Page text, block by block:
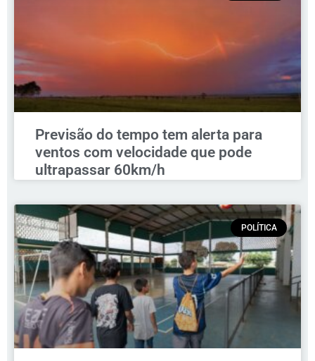
Previsão do tempo tem alerta para
ventos com velocidade que pode
ultrapassar 60km/h
POLÍTICA